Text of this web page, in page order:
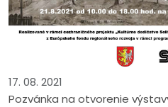
17. 08. 2021
Pozvánka na otvorenie